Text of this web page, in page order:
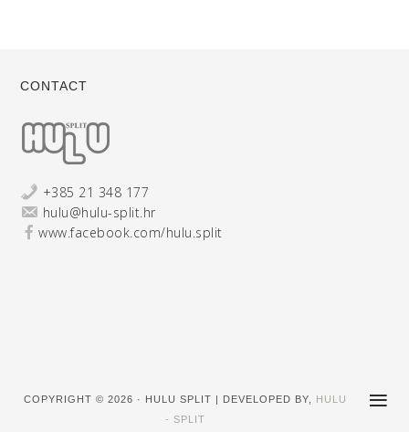
CONTACT
+385 21 348 177
hulu@hulu-split.hr
www.facebook.com/hulu.split
COPYRIGHT © 2026 · HULU SPLIT | DEVELOPED BY,
HULU
- SPLIT